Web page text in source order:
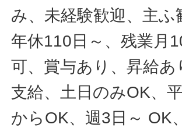
み、未経験歓迎、主
年休110日～、残業月
可、賞与あり、昇給
支給、土日のみOK、
からOK、週3日～ OK